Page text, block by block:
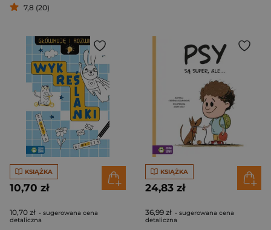
7,8 (20)
KSIĄŻKA
10,70 zł
10,70 zł - sugerowana cena
detaliczna
KSIĄŻKA
24,83 zł
36,99 zł - sugerowana cena
detaliczna